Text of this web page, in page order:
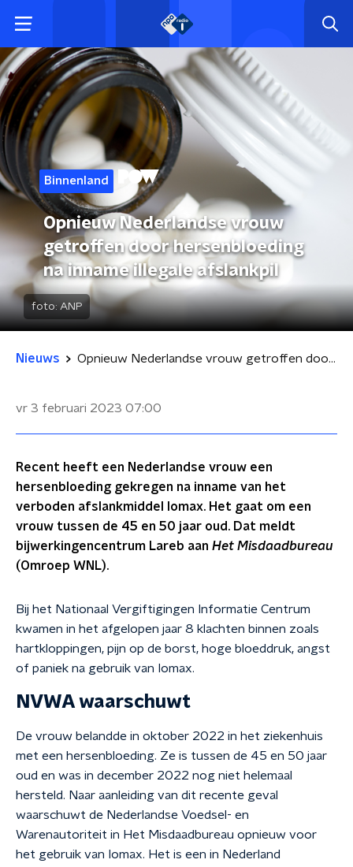
Binnenland
Opnieuw Nederlandse vrouw
getroffen door hersenbloeding
na inname illegale afslankpil
foto: ANP
Nieuws Opnieuw Nederlandse vrouw getroffen door hersenbloeding na inname illegale afslankpil
vr 3 februari 2023 07:00
Recent heeft een Nederlandse vrouw een
hersenbloeding gekregen na inname van het
verboden afslankmiddel Iomax. Het gaat om een
vrouw tussen de 45 en 50 jaar oud. Dat meldt
bijwerkingencentrum Lareb aan Het Misdaadbureau
(Omroep WNL).
Bij het Nationaal Vergiftigingen Informatie Centrum
kwamen in het afgelopen jaar 8 klachten binnen zoals
hartkloppingen, pijn op de borst, hoge bloeddruk, angst
of paniek na gebruik van Iomax.
NVWA waarschuwt
De vrouw belandde in oktober 2022 in het ziekenhuis
met een hersenbloeding. Ze is tussen de 45 en 50 jaar
oud en was in december 2022 nog niet helemaal
hersteld. Naar aanleiding van dit recente geval
waarschuwt de Nederlandse Voedsel- en
Warenautoriteit in Het Misdaadbureau opnieuw voor
het gebruik van Iomax. Het is een in Nederland